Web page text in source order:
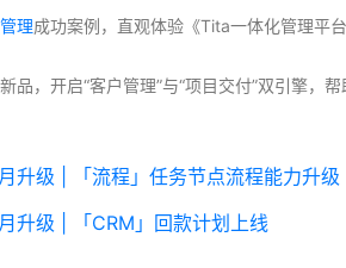
理成功案例，直观体验《Tita一体化管理平
品，开启“客户管理”与“项目交付”双引擎，
升级 | 「流程」任务节点流程能力升级
升级 | 「CRM」回款计划上线